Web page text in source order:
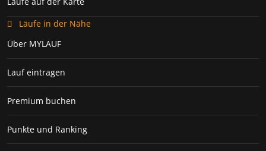
Läufe in der Nähe
Über MYLAUF
Lauf eintragen
Premium buchen
Punkte und Ranking